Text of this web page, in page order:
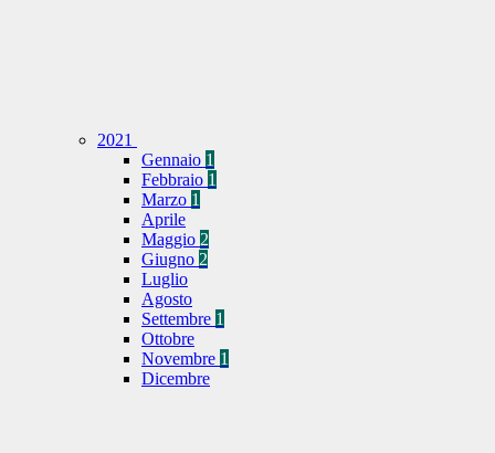
2021
Gennaio 1
Febbraio 1
Marzo 1
Aprile
Maggio 2
Giugno 2
Luglio
Agosto
Settembre 1
Ottobre
Novembre 1
Dicembre